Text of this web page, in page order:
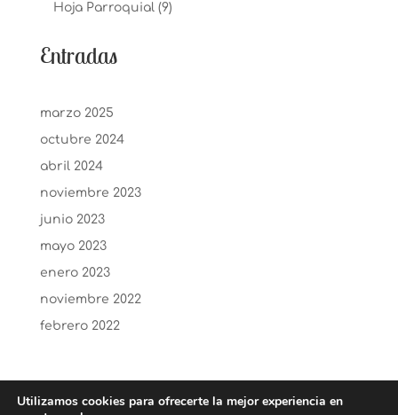
Hoja Parroquial(9)
Entradas
marzo 2025
octubre 2024
abril 2024
noviembre 2023
junio 2023
mayo 2023
enero 2023
noviembre 2022
febrero 2022
Utilizamos cookies para ofrecerte la mejor experiencia en